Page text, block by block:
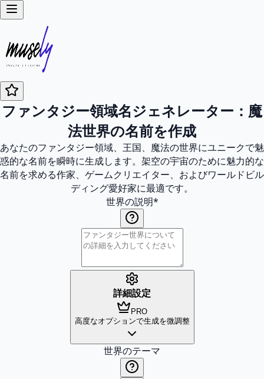
ファンタジー領域名ジェネレーター：魔
法世界の名前を作成
あなたのファンタジー領域、王国、魔法の世界にユニークで魅
惑的な名前を瞬時に生成します。架空の宇宙のために魅力的な
名前を求める作家、ゲームクリエイター、およびワールドビル
ディング愛好家に最適です。
世界の説明*
詳細設定
PRO
高度なオプションで生成を微調整
世界のテーマ